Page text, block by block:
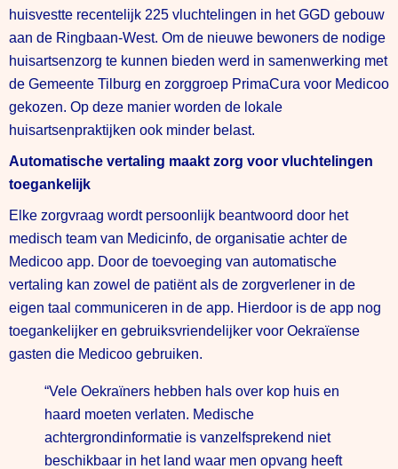
huisvestte recentelijk 225 vluchtelingen in het GGD gebouw
aan de Ringbaan-West. Om de nieuwe bewoners de nodige
huisartsenzorg te kunnen bieden werd in samenwerking met
de Gemeente Tilburg en zorggroep PrimaCura voor Medicoo
gekozen. Op deze manier worden de lokale
huisartsenpraktijken ook minder belast.
Automatische vertaling maakt zorg voor vluchtelingen
toegankelijk
Elke zorgvraag wordt persoonlijk beantwoord door het
medisch team van Medicinfo, de organisatie achter de
Medicoo app. Door de toevoeging van automatische
vertaling kan zowel de patiënt als de zorgverlener in de
eigen taal communiceren in de app. Hierdoor is de app nog
toegankelijker en gebruiksvriendelijker voor Oekraïense
gasten die Medicoo gebruiken.
“Vele Oekraïners hebben hals over kop huis en
haard moeten verlaten. Medische
achtergrondinformatie is vanzelfsprekend niet
beschikbaar in het land waar men opvang heeft